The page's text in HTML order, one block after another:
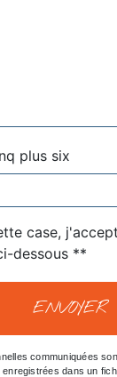
plus six
case,
dessous **
ENVOYER
communiquées
dans un